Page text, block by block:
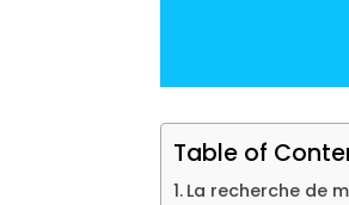
Table of
La recherche de